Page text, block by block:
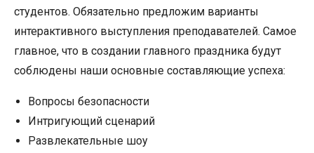
студентов. Обязательно предложим варианты
интерактивного выступления преподавателей. Самое
главное, что в создании главного праздника будут
соблюдены наши основные составляющие успеха:
Вопросы безопасности
Интригующий сценарий
Развлекательные шоу